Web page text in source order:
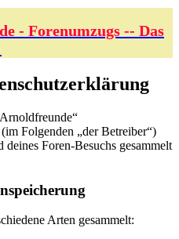
- Forenumzugs -- Das
Folgenden „der Betreiber“)
Foren-Besuchs gesammelt
Arten gesammelt: